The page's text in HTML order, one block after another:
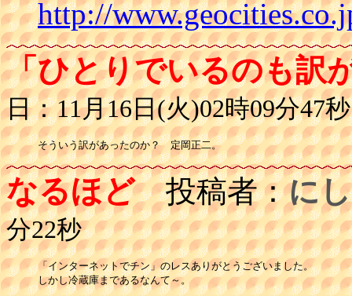
http://
「ひとりでいるのも訳
日：11月16日(火)02時09分47秒
そういう訳があったのか？　定岡正二。
なるほど投稿者：に
分22秒
「インターネットでチン」のレスありがとうございました。
しかし冷蔵庫まであるなんて～。